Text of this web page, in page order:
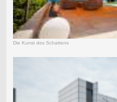
Die Kunst des Schattens